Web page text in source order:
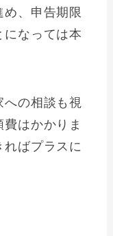
め、申告期限
になっては本
への相談も視
はかかりま
ばプラスに